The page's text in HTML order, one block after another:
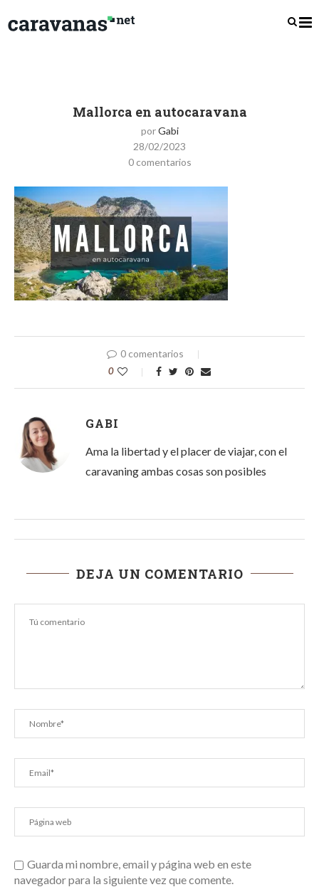
Mallorca en autocaravana
porGabi
28/02/2023
0 comentarios
0 comentarios
0
GABI
Ama la libertad y el placer de viajar, con el
caravaning ambas cosas son posibles
DEJA UN COMENTARIO
Guarda mi nombre, email y página web en este
navegador para la siguiente vez que comente.